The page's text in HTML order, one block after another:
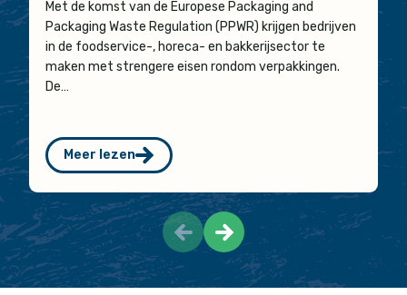
Met de komst van de Europese Packaging and
Packaging Waste Regulation (PPWR) krijgen bedrijven
in de foodservice-, horeca- en bakkerijsector te
maken met strengere eisen rondom verpakkingen.
De…
Meer lezen